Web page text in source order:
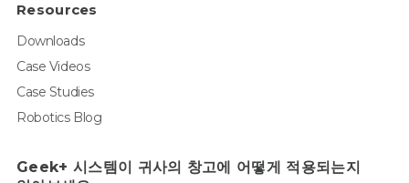
Resources
Downloads
Case Videos
Case Studies
Robotics Blog
Geek+ 시스템이 귀사의 창고에 어떻게 적용되는지